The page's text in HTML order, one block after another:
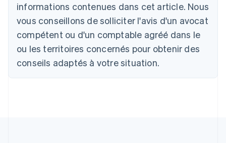
informations contenues dans cet article. Nous
vous conseillons de solliciter l'avis d'un avocat
compétent ou d'un comptable agréé dans le
ou les territoires concernés pour obtenir des
conseils adaptés à votre situation.
DeutschEnglish
Belgique
Nederlands Français English
Brésil
PortuguêsEnglish
Bulgarie
Canada